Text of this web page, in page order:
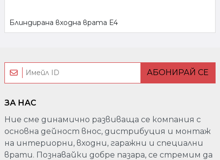
Блиндирана входна врата Е4
АБОНИРАЙ СЕ
ЗА НАС
Ние сме динамично развиваща се компания с
основна дейност внос, дистрибуция и монтаж
на интериорни, входни, гаражни и специални
врати. Познавайки добре пазара, се стремим да